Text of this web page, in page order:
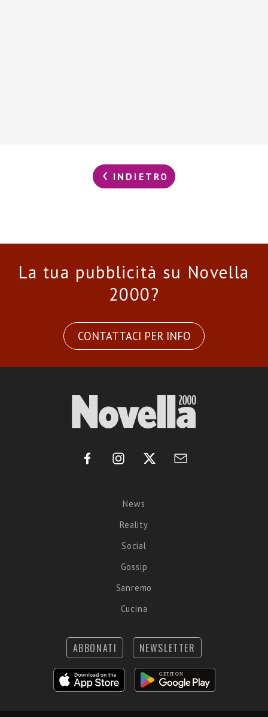
INDIETRO
La tua pubblicità su Novella
2000?
CONTATTACI PER INFO
News
Reality
Social
Gossip
Sanremo
Cucina
ABBONATI NEWSLETTER